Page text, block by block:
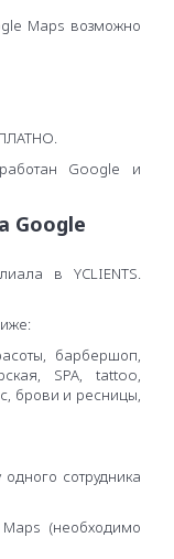
Maps возможно
Google и
Google
в YCLIENTS.
барбершоп,
SPA, tattoo,
брови и ресницы,
сотрудника
(необходимо